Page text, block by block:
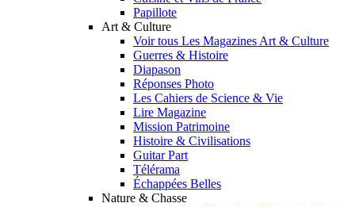
Papillote
Art & Culture
Voir tous Les Magazines Art & Culture
Guerres & Histoire
Diapason
Réponses Photo
Les Cahiers de Science & Vie
Lire Magazine
Mission Patrimoine
Histoire & Civilisations
Guitar Part
Télérama
Échappées Belles
Nature & Chasse